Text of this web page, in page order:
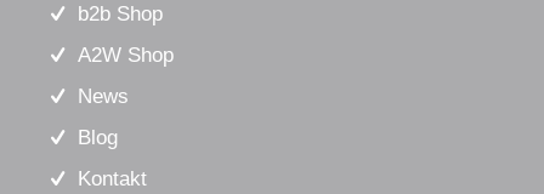
b2b Shop
A2W Shop
News
Blog
Kontakt